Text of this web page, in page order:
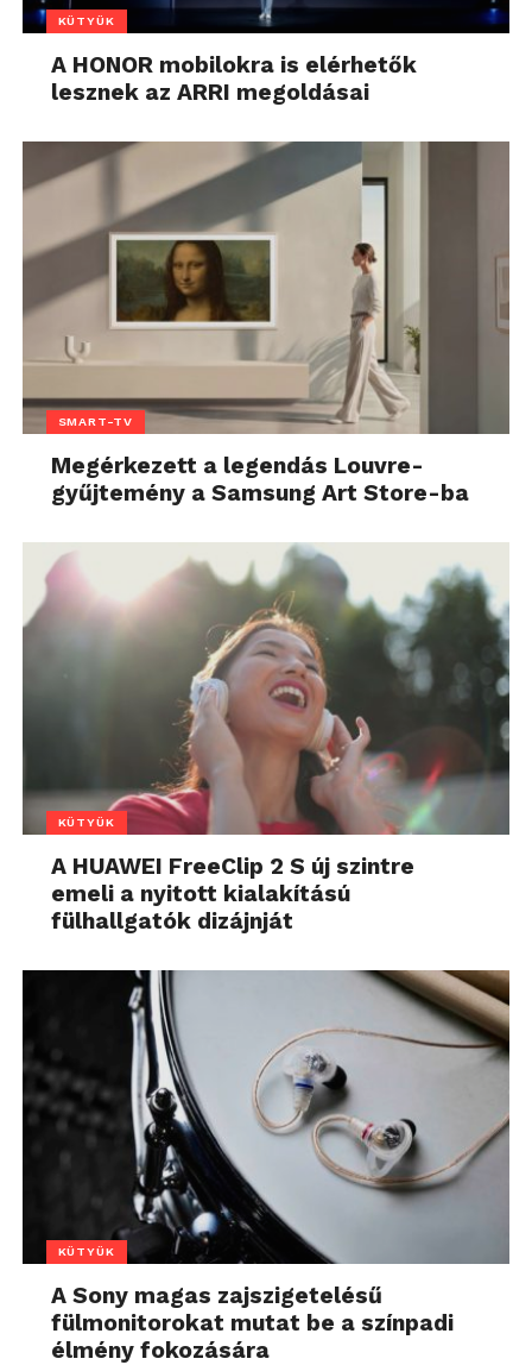
KÜTYÜK
A HONOR mobilokra is elérhetők
lesznek az ARRI megoldásai
SMART-TV
Megérkezett a legendás Louvre-
gyűjtemény a Samsung Art Store-ba
KÜTYÜK
A HUAWEI FreeClip 2 S új szintre
emeli a nyitott kialakítású
fülhallgatók dizájnját
KÜTYÜK
A Sony magas zajszigetelésű
fülmonitorokat mutat be a színpadi
élmény fokozására